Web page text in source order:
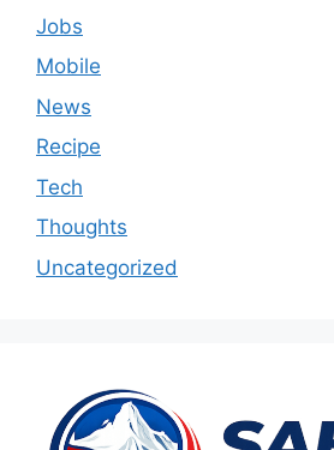
Jobs
Mobile
News
Recipe
Tech
Thoughts
Uncategorized